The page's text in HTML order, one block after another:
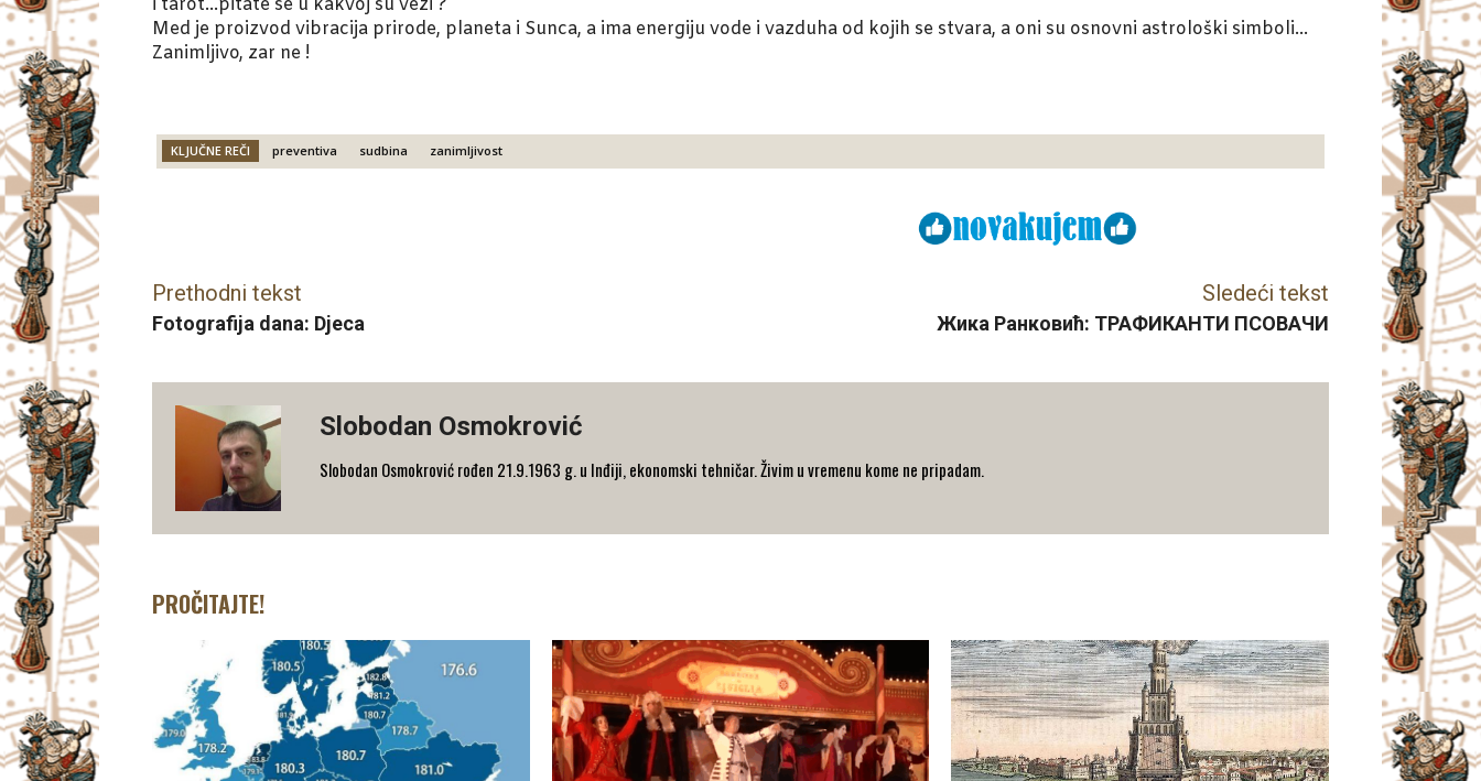
Med je proizvod vibracija prirode, planeta i Sunca, a ima energiju vode i vazduha od kojih se stvara, a oni su osnovni astrološki simboli…
Zanimljivo, zar ne !
KLJUČNE REČI preventiva sudbina zanimljivost
Prethodni tekst
Fotografija dana: Djeca
Sledeći tekst
Жика Ранковић: ТРАФИКАНТИ ПСОВАЧИ
Slobodan Osmokrović
Slobodan Osmokrović rođen 21.9.1963 g. u Inđiji, ekonomski tehničar. Živim u vremenu kome ne pripadam.
PROČITAJTE!